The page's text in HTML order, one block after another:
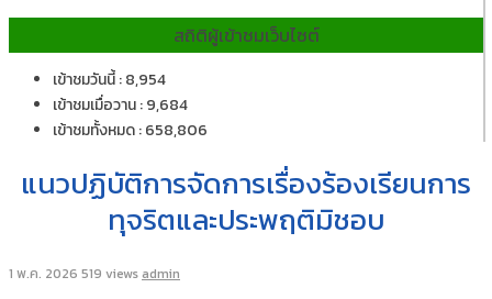
สถิติผู้เข้าชมเว็บไซต์
เข้าชมวันนี้ : 8,954
เข้าชมเมื่อวาน : 9,684
เข้าชมทั้งหมด : 658,806
แนวปฏิบัติการจัดการเรื่องร้องเรียนการ
ทุจริตและประพฤติมิชอบ
1 พ.ค. 2026 519 views admin